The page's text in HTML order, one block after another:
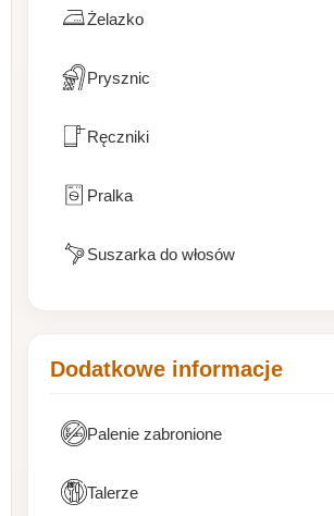
Żelazko
Prysznic
Ręczniki
Pralka
Suszarka do włosów
Dodatkowe informacje
Palenie zabronione
Talerze